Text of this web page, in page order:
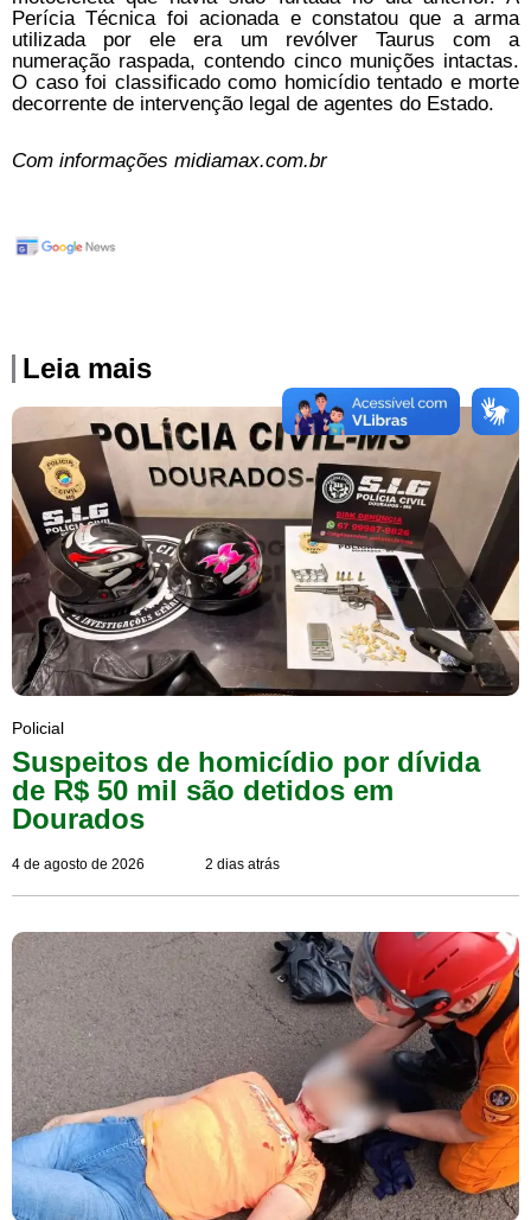
Perícia Técnica foi acionada e constatou que a arma
utilizada por ele era um revólver Taurus com a
numeração raspada, contendo cinco munições intactas.
O caso foi classificado como homicídio tentado e morte
decorrente de intervenção legal de agentes do Estado.
Com informações midiamax.com.br
Leia mais
Policial
Suspeitos de homicídio por dívida
de R$ 50 mil são detidos em
Dourados
4 de agosto de 2026 2 dias atrás